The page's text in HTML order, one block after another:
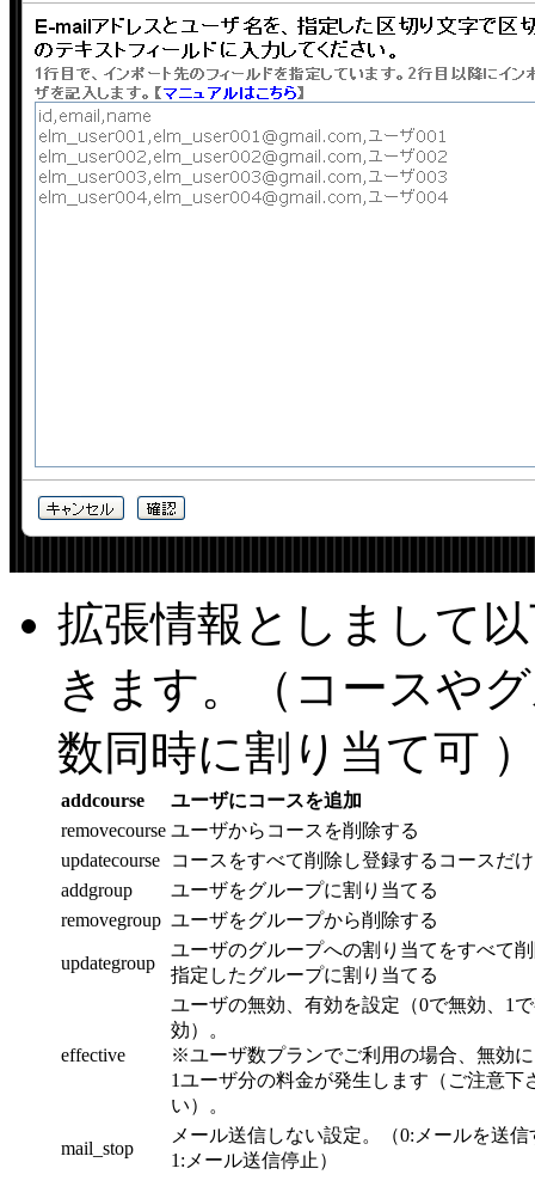
拡張情報としまして
きます。（コースや
数同時に割り当て可
addcourse
ユーザにコースを追加
removecourse ユーザからコースを削除する
updatecourse
コースをすべて削除し登録するコースだ
addgroup
ユーザをグループに割り当てる
removegroup ユーザをグループから削除する
updategroup
ユーザのグループへの割り当てをすべて
指定したグループに割り当てる
effective
ユーザの無効、有効を設定（0で無効、1
効）。
※ユーザ数プランでご利用の場合、無効
1ユーザ分の料金が発生します（ご注意下
い）。
mail_stop
メール送信しない設定。（0:メールを送
1:メール送信停止）